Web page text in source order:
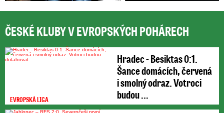
ČESKÉ KLUBY V EVROPSKÝCH POHÁRECH
EVROPSKÁ LIGA
Hradec - Besiktas 0:1.
Šance domácích, červená
i smolný odraz. Votroci
budou ...